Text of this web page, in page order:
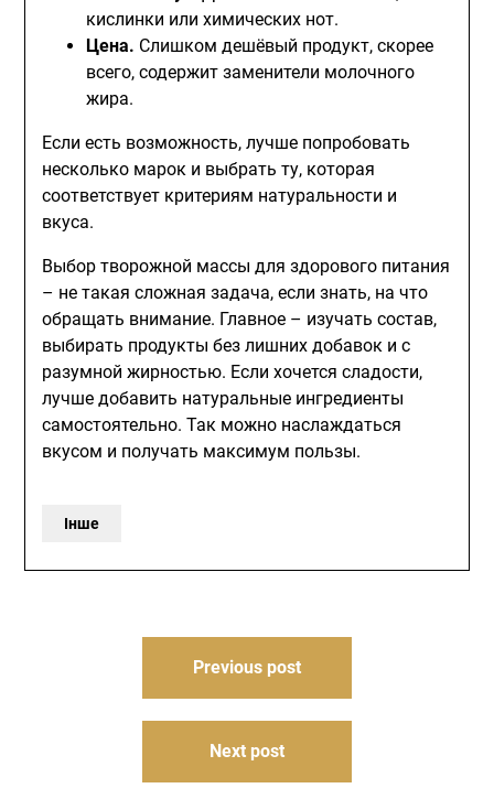
кислинки или химических нот.
Цена. Слишком дешёвый продукт, скорее
всего, содержит заменители молочного
жира.
Если есть возможность, лучше попробовать
несколько марок и выбрать ту, которая
соответствует критериям натуральности и
вкуса.
Выбор творожной массы для здорового питания
– не такая сложная задача, если знать, на что
обращать внимание. Главное – изучать состав,
выбирать продукты без лишних добавок и с
разумной жирностью. Если хочется сладости,
лучше добавить натуральные ингредиенты
самостоятельно. Так можно наслаждаться
вкусом и получать максимум пользы.
Інше
Навігація
Previous post
Next post